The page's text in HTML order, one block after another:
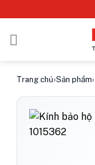
qua
nội
Trang chủ›Sản phẩm›